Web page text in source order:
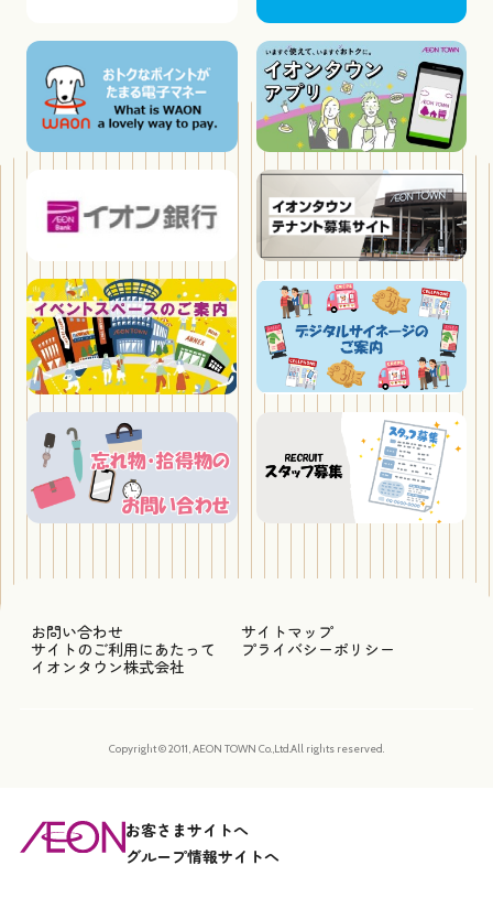
お問い合わせ
サイトマップ
サイトのご利用にあたって
プライバシーポリシー
イオンタウン株式会社
Copyright © 2011, AEON TOWN Co.,Ltd.All rights reserved.
お客さまサイトへ
グループ情報サイトへ